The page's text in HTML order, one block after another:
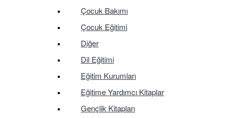
Çocuk Bakımı
Çocuk Eğitimi
Diğer
Dil Eğitimi
Eğitim Kurumları
Eğitime Yardımcı Kitaplar
Gençlik Kitapları